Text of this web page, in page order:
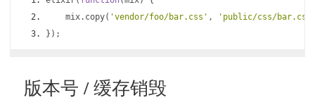
    mix
. copy( 'vendor/foo/bar.css' ,
'public/css/
});
版本号 / 缓存销毁